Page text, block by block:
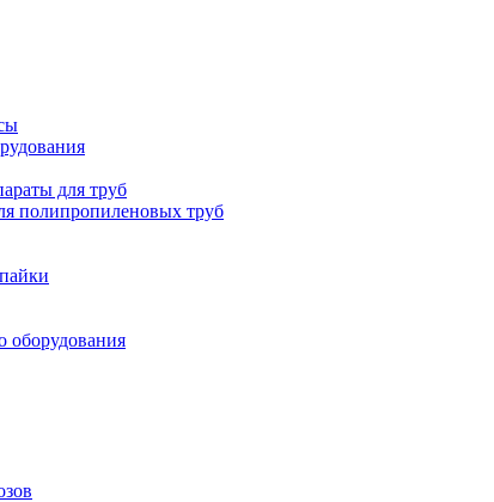
для труб
полипропиленовых труб
оборудования